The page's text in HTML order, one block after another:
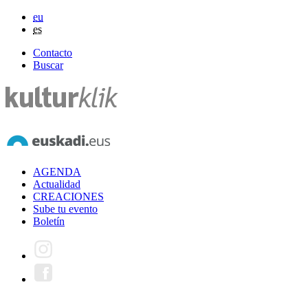
eu
es
Contacto
Buscar
AGENDA
Actualidad
CREACIONES
Sube tu evento
Boletín